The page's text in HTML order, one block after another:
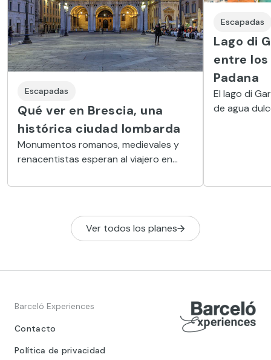
Escapadas
Qué ver en Brescia, una
histórica ciudad lombarda
Monumentos romanos, medievales y
renacentistas esperan al viajero en
de Lombardía y una escapada idónea
Escapadas
Lago di
entre los
Padana
El lago di
de agua
Ver todos los planes
Barceló Experiences
Contacto
Política de privacidad